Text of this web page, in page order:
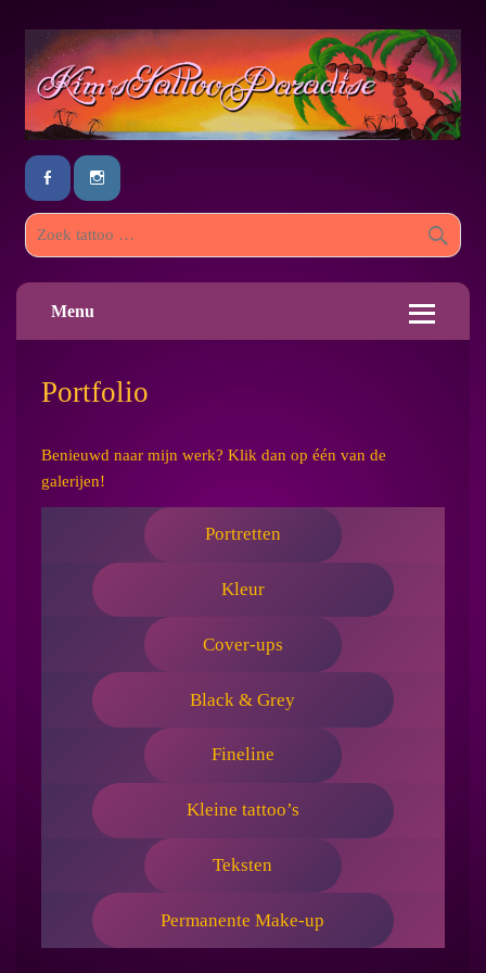
Menu
Portfolio
Benieuwd naar mijn werk? Klik dan op één van de
galerijen!
Portretten
Kleur
Cover-ups
Black & Grey
Fineline
Kleine tattoo’s
Teksten
Permanente Make-up